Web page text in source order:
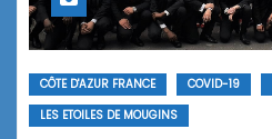
CÔTE D'AZUR FRANCE COVID-19
LES ETOILES DE MOUGINS